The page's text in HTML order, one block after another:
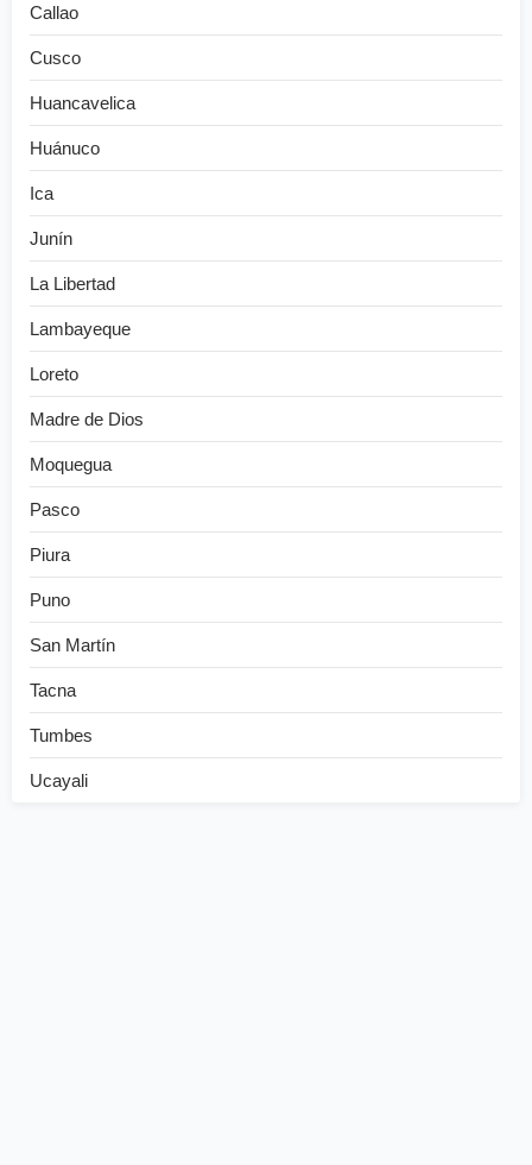
Callao
Cusco
Huancavelica
Huánuco
Ica
Junín
La Libertad
Lambayeque
Loreto
Madre de Dios
Moquegua
Pasco
Piura
Puno
San Martín
Tacna
Tumbes
Ucayali